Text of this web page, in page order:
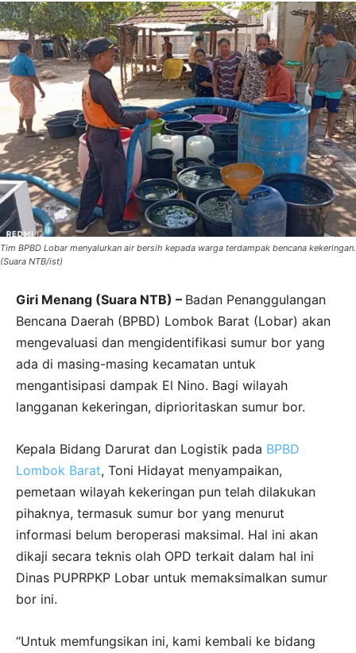
Tim BPBD Lobar menyalurkan air bersih kepada warga terdampak bencana kekeringan.
(Suara NTB/ist)
Giri Menang (Suara NTB) – Badan Penanggulangan
Bencana Daerah (BPBD) Lombok Barat (Lobar) akan
mengevaluasi dan mengidentifikasi sumur bor yang
ada di masing-masing kecamatan untuk
mengantisipasi dampak El Nino. Bagi wilayah
langganan kekeringan, diprioritaskan sumur bor.
Kepala Bidang Darurat dan Logistik pada BPBD
Lombok Barat, Toni Hidayat menyampaikan,
pemetaan wilayah kekeringan pun telah dilakukan
pihaknya, termasuk sumur bor yang menurut
informasi belum beroperasi maksimal. Hal ini akan
dikaji secara teknis olah OPD terkait dalam hal ini
Dinas PUPRPKP Lobar untuk memaksimalkan sumur
bor ini.
“Untuk memfungsikan ini, kami kembali ke bidang